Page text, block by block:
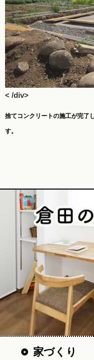
< /div>
捨てコンクリートの施工が完了
す。
家づくり